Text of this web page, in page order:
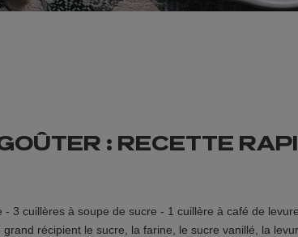
: RECETTE
- 3 cuillères à soupe de sucre - 1 cuillère à café de
récipient le sucre, la farine, le sucre vanillé, la